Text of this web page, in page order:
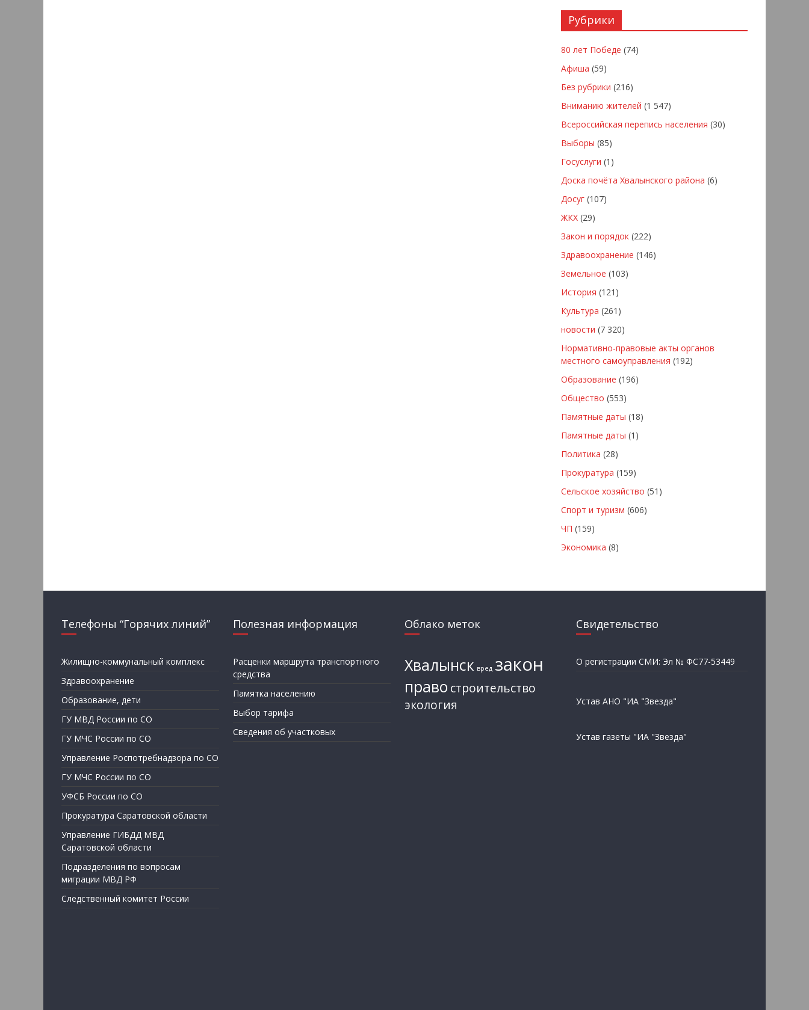
Рубрики
80 лет Победе (74)
Афиша (59)
Без рубрики (216)
Вниманию жителей (1 547)
Всероссийская перепись населения (30)
Выборы (85)
Госуслуги (1)
Доска почёта Хвалынского района (6)
Досуг (107)
ЖКХ (29)
Закон и порядок (222)
Здравоохранение (146)
Земельное (103)
История (121)
Культура (261)
новости (7 320)
Нормативно-правовые акты органов
местного самоуправления (192)
Образование (196)
Общество (553)
Памятные даты (18)
Памятные даты (1)
Политика (28)
Прокуратура (159)
Сельское хозяйство (51)
Спорт и туризм (606)
ЧП (159)
Экономика (8)
Телефоны “Горячих линий”
Жилищно-коммунальный комплекс
Здравоохранение
Образование, дети
ГУ МВД России по СО
ГУ МЧС России по СО
Управление Роспотребнадзора по СО
ГУ МЧС России по СО
УФСБ России по СО
Прокуратура Саратовской области
Управление ГИБДД МВД
Саратовской области
Подразделения по вопросам
миграции МВД РФ
Следственный комитет России
Полезная информация
Расценки маршрута транспортного
средства
Памятка населению
Выбор тарифа
Сведения об участковых
Облако меток
Хвалынск вред закон
право строительство
экология
Свидетельство
О регистрации СМИ: Эл № ФС77-53449
Устав АНО "ИА "Звезда"
Устав газеты "ИА "Звезда"